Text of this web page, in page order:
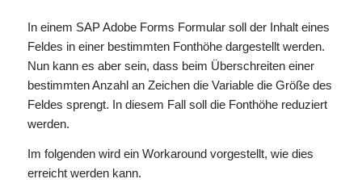
In einem SAP Adobe Forms Formular soll der Inhalt eines
Feldes in einer bestimmten Fonthöhe dargestellt werden.
Nun kann es aber sein, dass beim Überschreiten einer
bestimmten Anzahl an Zeichen die Variable die Größe des
Feldes sprengt. In diesem Fall soll die Fonthöhe reduziert
werden.
Im folgenden wird ein Workaround vorgestellt, wie dies
erreicht werden kann.